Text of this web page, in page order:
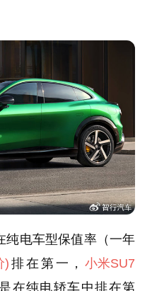
纯电车型保值率（一年
) 排在第一，小米SU7
在纯电轿车中排在第